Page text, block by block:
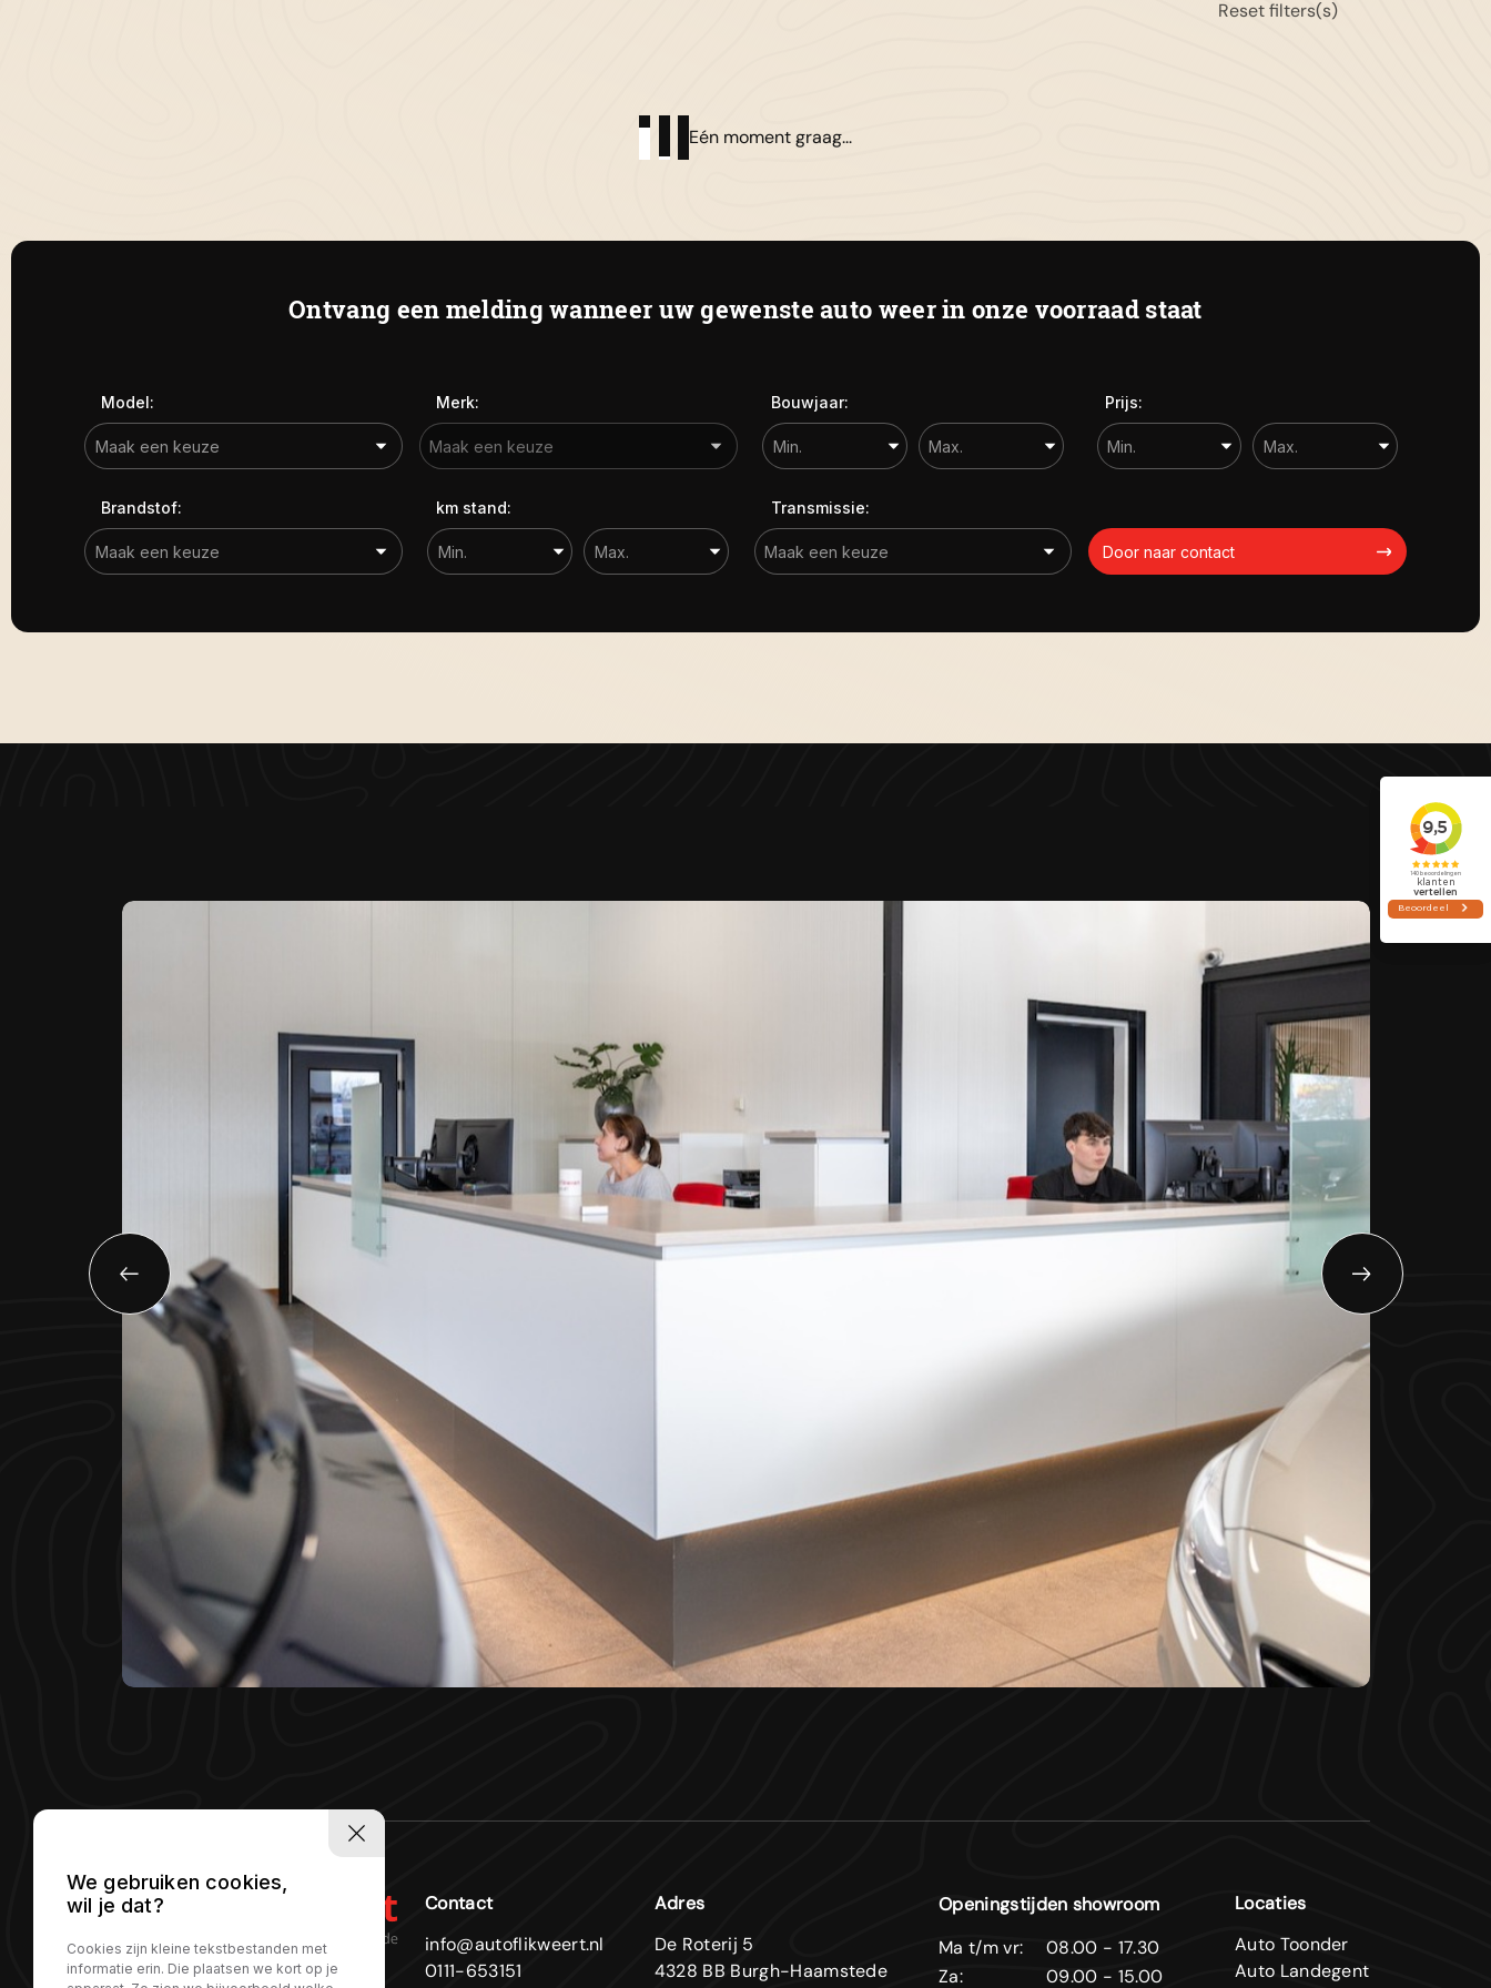
Reset filters(s)
Eén moment graag...
Ontvang een melding wanneer uw gewenste auto weer in onze voorraad staat
Model: Merk: Bouwjaar: Prijs:
Brandstof: km stand: Transmissie:
Door naar contact
Contact
info@autoflikweert.nl
0111-653151
Adres
De Roterij 5
4328 BB Burgh-Haamstede
Openingstijden showroom
Ma t/m vr:
08.00 - 17.30
Za:
09.00 - 15.00
Locaties
Auto Toonder
Auto Landegent
We gebruiken cookies,
wil je dat?
Cookies zijn kleine tekstbestanden met
informatie erin. Die plaatsen we kort op je